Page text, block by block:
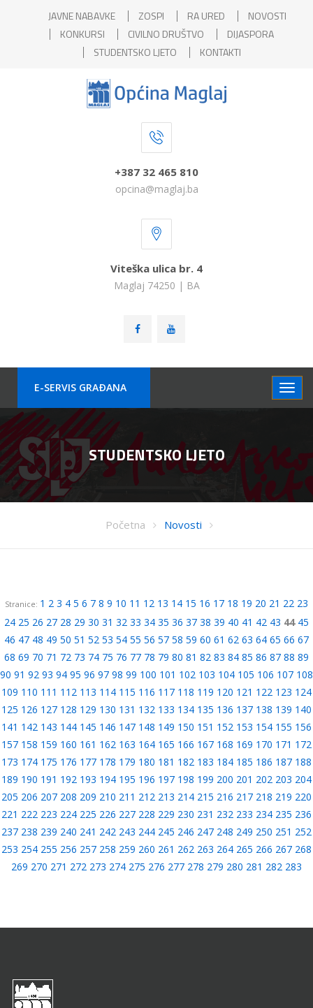
JAVNE NABAVKE ZOSPI RA URED
NOVOSTI
KONKURSI
CIVILNO DRUŠTVO
DIJASPORA
STUDENTSKO LJETO
KONTAKTI
+387 32 465 810
opcina@maglaj.ba
Viteška ulica br. 4
Maglaj 74250 | BA
E-SERVIS GRAÐANA
STUDENTSKO LJETO
Početna Novosti
Stranice: 1 2 3 4 5 6 7 8 9 10 11 12 13 14 15 16 17 18 19 20 21 22 23
24 25 26 27 28 29 30 31 32 33 34 35 36 37 38 39 40 41 42 43 44 45
46 47 48 49 50 51 52 53 54 55 56 57 58 59 60 61 62 63 64 65 66 67
68 69 70 71 72 73 74 75 76 77 78 79 80 81 82 83 84 85 86 87 88 89
90 91 92 93 94 95 96 97 98 99 100 101 102 103 104 105 106 107 108
109 110 111 112 113 114 115 116 117 118 119 120 121 122 123 124
125 126 127 128 129 130 131 132 133 134 135 136 137 138 139 140
141 142 143 144 145 146 147 148 149 150 151 152 153 154 155 156
157 158 159 160 161 162 163 164 165 166 167 168 169 170 171 172
173 174 175 176 177 178 179 180 181 182 183 184 185 186 187 188
189 190 191 192 193 194 195 196 197 198 199 200 201 202 203 204
205 206 207 208 209 210 211 212 213 214 215 216 217 218 219 220
221 222 223 224 225 226 227 228 229 230 231 232 233 234 235 236
237 238 239 240 241 242 243 244 245 246 247 248 249 250 251 252
253 254 255 256 257 258 259 260 261 262 263 264 265 266 267 268
269 270 271 272 273 274 275 276 277 278 279 280 281 282 283